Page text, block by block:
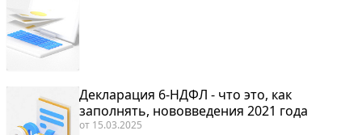
Декларация 6-НДФЛ - что это, как
заполнять, нововведения 2021 года
от 15.03.2025